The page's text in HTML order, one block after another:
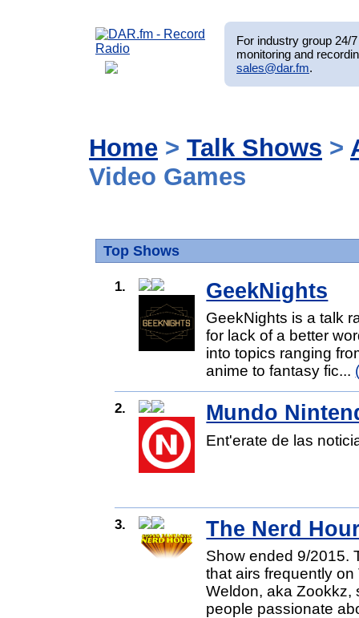
For industry group 24/
monitoring and
sales@dar.fm.
Home > Talk Shows >
Video Games
Top Shows
1. GeekNights
GeekNights is a talk
for lack of a better
into topics ranging
anime to fantasy fic...
2. Mundo
Ent'erate de las
3. The Nerd
Show ended 9/2015.
that airs frequently
Weldon, aka Zookkz,
people passionate